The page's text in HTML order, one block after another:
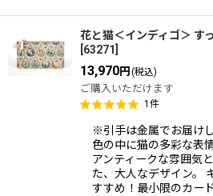
花と猫＜インディゴ＞ す
63271
13,970円 (税込)
ご購入いただけます
1 件
※引手は金属でお届け
色の中に猫の多彩な表
アンティークな雰囲気
た、大人なデザイン。
すすめ！最小限のカー